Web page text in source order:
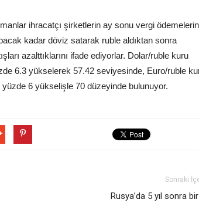
ihracatçı şirketlerin ay sonu vergi
kadar döviz satarak ruble aldıktan sonra
azalttıklarını ifade ediyorlar. Dolar/ruble kuru
6.3 yükselerek 57.42 seviyesinde, Euro/ruble
yüzde 6 yükselişle 70 düzeyinde bulunuyor.
Sonraki
Rusya’da 5 yıl sonra